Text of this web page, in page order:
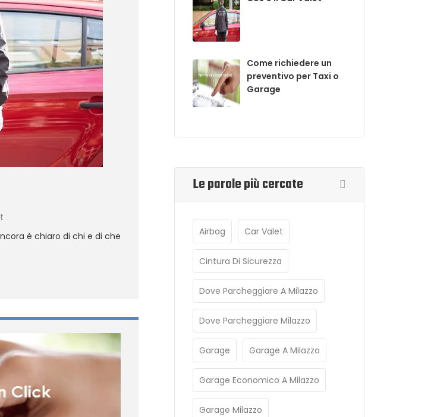
è chiaro di chi e di che
Come richiedere un
preventivo per Taxi o
Garage
Le parole più cercate
Airbag Car Valet
Cintura Di Sicurezza
Dove Parcheggiare A Milazzo
Dove Parcheggiare Milazzo
Garage Garage A Milazzo
Garage Economico A Milazzo
Garage Milazzo